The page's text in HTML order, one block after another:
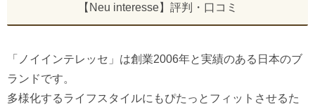
【Neu interesse】評判・口コミ
「ノイインテレッセ」は創業2006年と実績のある日本のブ
ランドです。
多様化するライフスタイルにもぴたっとフィットさせるた